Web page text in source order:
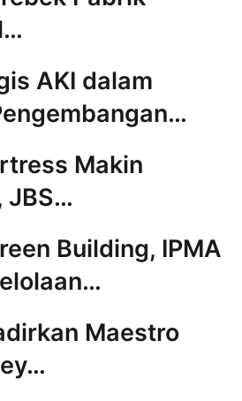
AKI dalam
Makin
JBS…
Building, IPMA
Maestro